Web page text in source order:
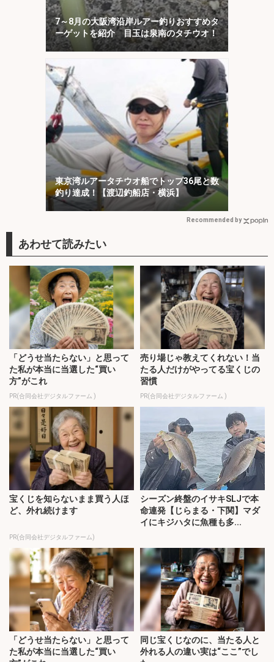
7～8月の大阪湾沿岸ルアー釣りおすすめタ
ーゲットを紹介 目玉は泉南のタチウオ！
東京湾ルアータチウオ船でトップ36尾と数
釣り達成！【渡辺釣船店・横浜】
Recommended by
「どうせ当たらない」と思って
た私が本当に当選した“買い
方”がこれ
PR(合同会社デジタルファーム )
売り場じゃ教えてくれない！当
たる人だけがやってる宝くじの
習慣
PR(合同会社デジタルファーム )
宝くじを知らないまま買う人ほ
ど、外れ続けます
PR(合同会社デジタルファーム)
シーズン終盤のイサキSLJで本
命連発【じらまる・下関】マダ
イにキジハタに魚種も多...
「どうせ当たらない」と思って
た私が本当に当選した“買い
同じ宝くじなのに、当たる人と
外れる人の違い実は“ここ”でし